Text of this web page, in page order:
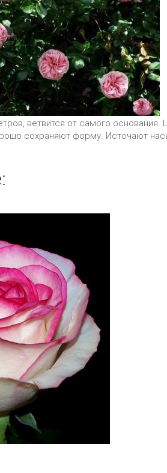
ветвится от самого
сохраняют форму. Источают